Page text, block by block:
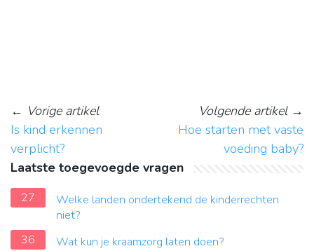
← Vorige artikel
Is kind erkennen
verplicht?
Volgende artikel→
Hoe starten met vaste
voeding baby?
Laatste toegevoegde vragen
27
Welke landen ondertekend de kinderrechten
niet?
36
Wat kun je kraamzorg laten doen?